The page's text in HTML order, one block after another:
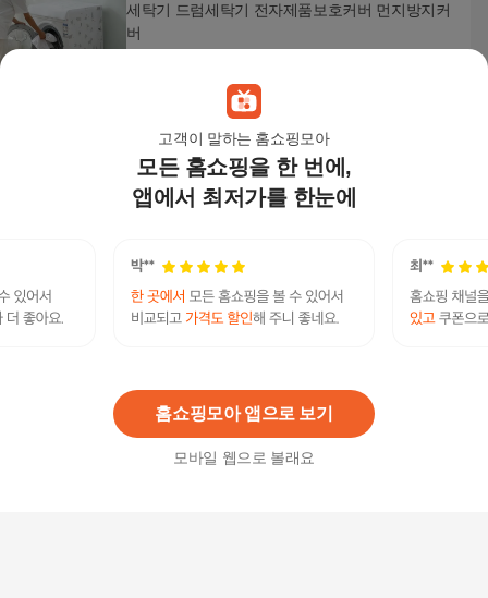
고객이 말하는 홈쇼핑모아
모든 홈쇼핑을 한 번에,
앱에서 최저가를 한눈에
홈쇼핑모아 앱으로 보기
모바일 웹으로 볼래요
세탁기 드럼세탁기 전자제품보호커버 먼지방지커
버
[홈DECO] 세탁기 덮개 전자제품커버 냉장고정리
정돈
22,520 원
세탁기 먼지방지커버 드럼세탁기 전자제품보호커